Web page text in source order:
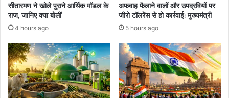
सीतारमण ने खोले पुराने आर्थिक मॉडल के
राज, जानिए क्या बोलीं
4 hours ago
अफवाह फैलाने वालों और उपद्रवियों पर
जीरो टॉलरेंस से हो कार्रवाई: मुख्यमंत्री
5 hours ago